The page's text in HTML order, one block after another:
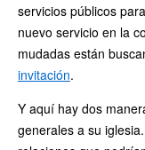
servicios públicos
nuevo servicio en la
mudadas están
invitación.
Y aquí hay dos
generales a su